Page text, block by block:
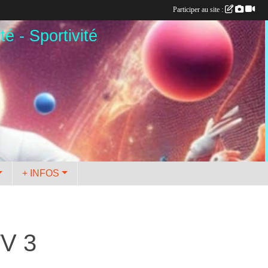
- Sportivité
+ INFOS
3
Participer au site :